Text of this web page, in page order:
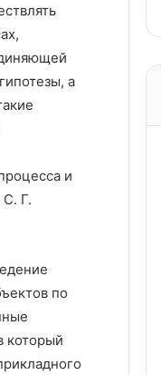
а
и
Г.
по
который